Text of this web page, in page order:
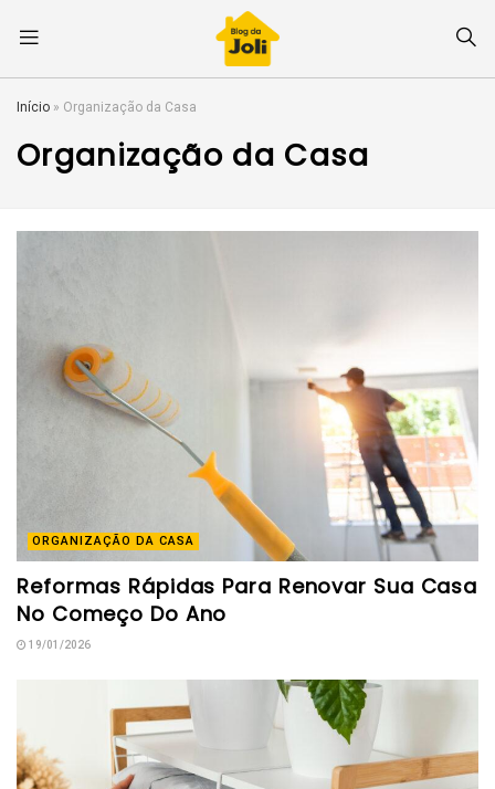
Início » Organização da Casa
Organização da Casa
ORGANIZAÇÃO DA CASA
Reformas Rápidas Para Renovar Sua Casa
No Começo Do Ano
19/01/2026